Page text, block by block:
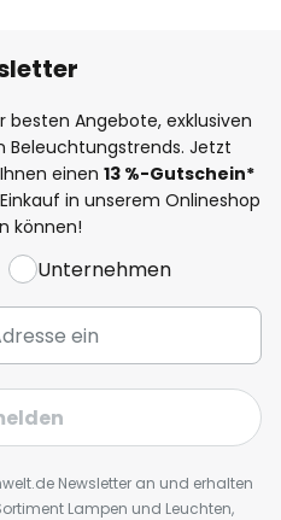
besten Angebote, exklusiven
Beleuchtungstrends. Jetzt
einen 13 %-Gutschein*
in unserem Onlineshop
können!
Unternehmen
Newsletter an und erhalten
Lampen und Leuchten,